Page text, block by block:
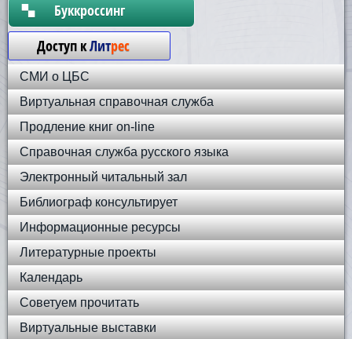
Бyккpoccинг
Доступ кЛитрес
СМИ о ЦБС
Виртуальная справочная служба
Продление книг on-line
Справочная служба русского языка
Электронный читальный зал
Библиограф консультирует
Информационные ресурсы
Литературные проекты
Календарь
Советуем прочитать
Виртуальные выставки